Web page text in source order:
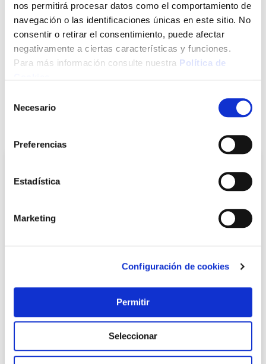
nos permitirá procesar datos como el comportamiento de
navegación o las identificaciones únicas en este sitio. No
consentir o retirar el consentimiento, puede afectar
negativamente a ciertas características y funciones.
Para más información consulte nuestra Política de
Necesario
Preferencias
Estadística
Marketing
Configuración de cookies
Permitir
Seleccionar
Click&Collect - Recogida gratis
en nuestras tiendas
Envío a domicilio:
5 días hábiles
+ INFO
Bolsa aspirador electrolux aeg 915688 6 unidades sanfor
Sanfor
9,00 €